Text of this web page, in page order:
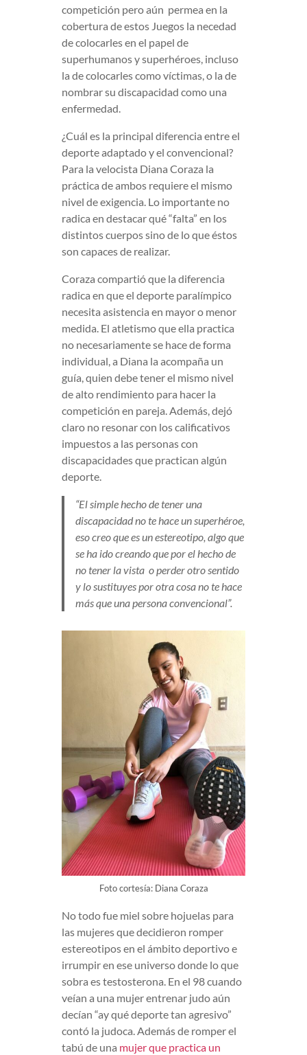
competición pero aún permea en la
cobertura de estos Juegos la necedad
de colocarles en el papel de
superhumanos y superhéroes, incluso
la de colocarles como víctimas, o la de
nombrar su discapacidad como una
enfermedad.
¿Cuál es la principal diferencia entre el
deporte adaptado y el convencional?
Para la velocista Diana Coraza la
práctica de ambos requiere el mismo
nivel de exigencia. Lo importante no
radica en destacar qué “falta” en los
distintos cuerpos sino de lo que éstos
son capaces de realizar.
Coraza compartió que la diferencia
radica en que el deporte paralímpico
necesita asistencia en mayor o menor
medida. El atletismo que ella practica
no necesariamente se hace de forma
individual, a Diana la acompaña un
guía, quien debe tener el mismo nivel
de alto rendimiento para hacer la
competición en pareja. Además, dejó
claro no resonar con los calificativos
impuestos a las personas con
discapacidades que practican algún
deporte.
“El simple hecho de tener una
discapacidad no te hace un superhéroe,
eso creo que es un estereotipo, algo que
se ha ido creando que por el hecho de
no tener la vista o perder otro sentido
y lo sustituyes por otra cosa no te hace
más que una persona convencional”.
Foto cortesía: Diana Coraza
No todo fue miel sobre hojuelas para
las mujeres que decidieron romper
estereotipos en el ámbito deportivo e
irrumpir en ese universo donde lo que
sobra es testosterona. En el 98 cuando
veían a una mujer entrenar judo aún
decían “ay qué deporte tan agresivo”
contó la judoca. Además de romper el
tabú de una mujer que practica un